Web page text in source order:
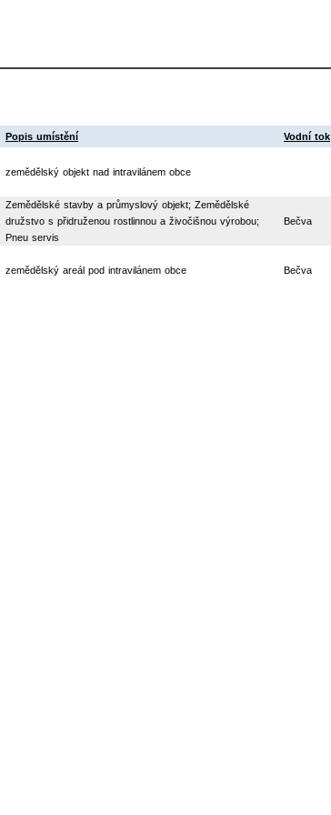
Popis umístění Vodní tok
zemědělský objekt nad intravilánem obce
Zemědělské stavby a průmyslový objekt; Zemědělské
družstvo s přidruženou rostlinnou a živočišnou výrobou;
Pneu servis
Bečva
zemědělský areál pod intravilánem obce Bečva